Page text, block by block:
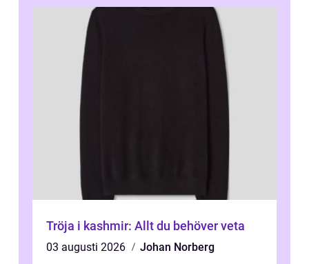
Tröja i kashmir: Allt du behöver veta
03 augusti 2026
Johan Norberg